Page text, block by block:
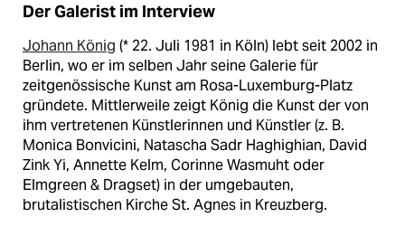
Der Galerist im Interview
Johann König (* 22. Juli 1981 in Köln) lebt seit 2002 in
Berlin, wo er im selben Jahr seine Galerie für
zeitgenössische Kunst am Rosa-Luxemburg-Platz
gründete. Mittlerweile zeigt König die Kunst der von
ihm vertretenen Künstlerinnen und Künstler (z. B.
Monica Bonvicini, Natascha Sadr Haghighian, David
Zink Yi, Annette Kelm, Corinne Wasmuht oder
Elmgreen & Dragset) in der umgebauten,
brutalistischen Kirche St. Agnes in Kreuzberg.